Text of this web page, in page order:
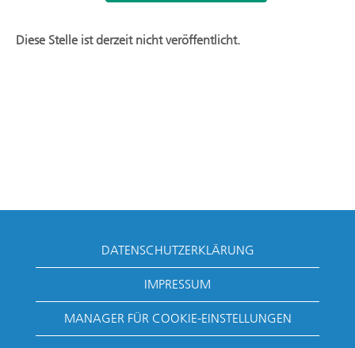
Diese Stelle ist derzeit nicht veröffentlicht.
DATENSCHUTZERKLÄRUNG
IMPRESSUM
MANAGER FÜR COOKIE-EINSTELLUNGEN